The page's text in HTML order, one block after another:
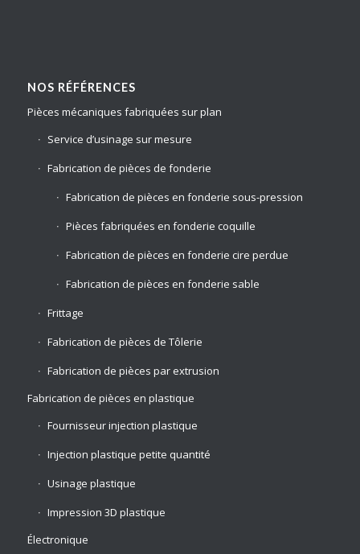
NOS RÉFÉRENCES
Pièces mécaniques fabriquées sur plan
Service d’usinage sur mesure
Fabrication de pièces de fonderie
Fabrication de pièces en fonderie sous-pression
Pièces fabriquées en fonderie coquille
Fabrication de pièces en fonderie cire perdue
Fabrication de pièces en fonderie sable
Frittage
Fabrication de pièces de Tôlerie
Fabrication de pièces par extrusion
Fabrication de pièces en plastique
Fournisseur injection plastique
Injection plastique petite quantité
Usinage plastique
Impression 3D plastique
Électronique